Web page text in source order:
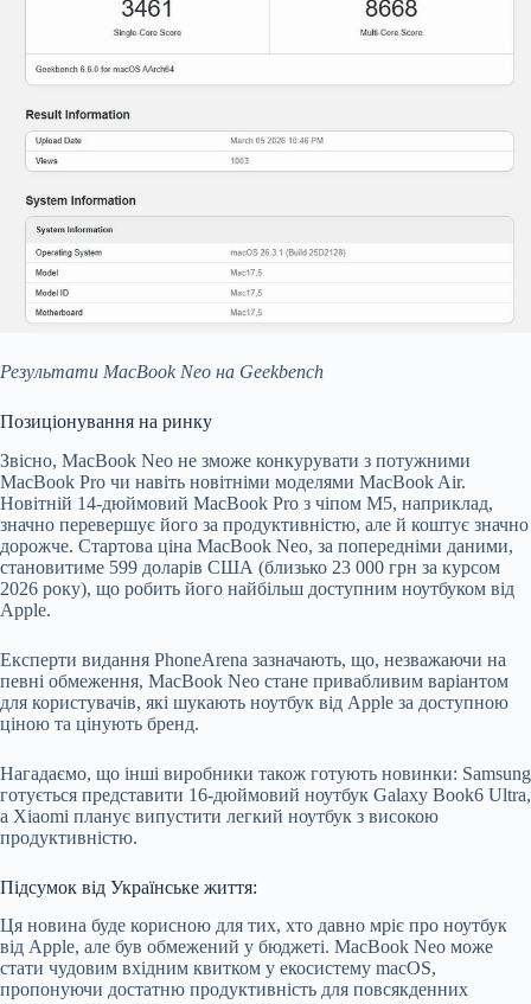
Результати MacBook Neo на Geekbench
Позиціонування на ринку
Звісно, MacBook Neo не зможе конкурувати з потужними
MacBook Pro чи навіть новітніми моделями MacBook Air.
Новітній 14-дюймовий MacBook Pro з чіпом M5, наприклад,
значно перевершує його за продуктивністю, але й коштує значно
дорожче. Стартова ціна MacBook Neo, за попередніми даними,
становитиме 599 доларів США (близько 23 000 грн за курсом
2026 року), що робить його найбільш доступним ноутбуком від
Apple.
Експерти видання PhoneArena зазначають, що, незважаючи на
певні обмеження, MacBook Neo стане привабливим варіантом
для користувачів, які шукають ноутбук від Apple за доступною
ціною та цінують бренд.
Нагадаємо, що інші виробники також готують новинки: Samsung
готується представити 16-дюймовий ноутбук Galaxy Book6 Ultra,
а Xiaomi планує випустити легкий ноутбук з високою
продуктивністю.
Підсумок від Українське життя:
Ця новина буде корисною для тих, хто давно мріє про ноутбук
від Apple, але був обмежений у бюджеті. MacBook Neo може
стати чудовим вхідним квитком у екосистему macOS,
пропонуючи достатню продуктивність для повсякденних